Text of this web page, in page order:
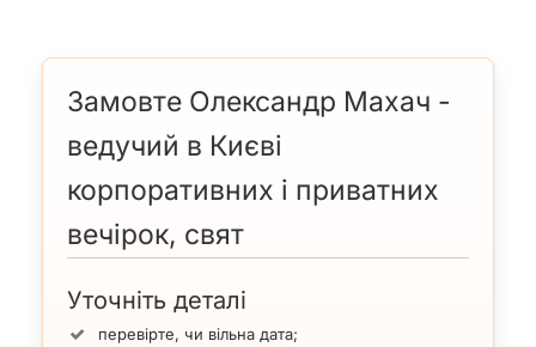
Замовте Олександр Махач -
ведучий в Києві
корпоративних і приватних
вечірок, свят
Уточніть деталі
перевірте, чи вільна дата;